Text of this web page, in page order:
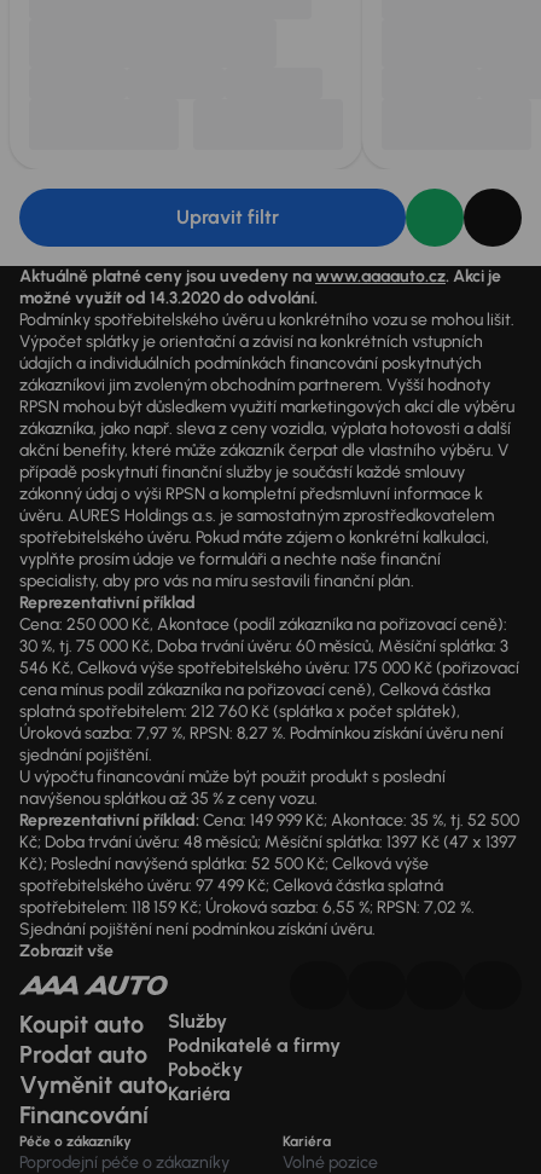
Upravit filtr
Aktuálně platné ceny jsou uvedeny nawww.aaaauto.cz. Akci je
možné využít od 14.3.2020 do odvolání.
Podmínky spotřebitelského úvěru u konkrétního vozu se mohou lišit.
Výpočet splátky je orientační a závisí na konkrétních vstupních
údajích a individuálních podmínkách financování poskytnutých
zákazníkovi jim zvoleným obchodním partnerem. Vyšší hodnoty
RPSN mohou být důsledkem využití marketingových akcí dle výběru
zákazníka, jako např. sleva z ceny vozidla, výplata hotovosti a další
akční benefity, které může zákazník čerpat dle vlastního výběru. V
případě poskytnutí finanční služby je součástí každé smlouvy
zákonný údaj o výši RPSN a kompletní předsmluvní informace k
úvěru. AURES Holdings a.s. je samostatným zprostředkovatelem
spotřebitelského úvěru. Pokud máte zájem o konkrétní kalkulaci,
vyplňte prosím údaje ve formuláři a nechte naše finanční
specialisty, aby pro vás na míru sestavili finanční plán.
Reprezentativní příklad
Cena: 250 000 Kč, Akontace (podíl zákazníka na pořizovací ceně):
30 %, tj. 75 000 Kč, Doba trvání úvěru: 60 měsíců, Měsíční splátka: 3
546 Kč, Celková výše spotřebitelského úvěru: 175 000 Kč (pořizovací
cena mínus podíl zákazníka na pořizovací ceně), Celková částka
splatná spotřebitelem: 212 760 Kč (splátka x počet splátek),
Úroková sazba: 7,97 %, RPSN: 8,27 %. Podmínkou získání úvěru není
sjednání pojištění.
U výpočtu financování může být použit produkt s poslední
navýšenou splátkou až 35 % z ceny vozu.
Reprezentativní příklad:Cena: 149 999 Kč; Akontace: 35 %, tj. 52 500
Kč; Doba trvání úvěru: 48 měsíců; Měsíční splátka: 1397 Kč (47 x 1397
Kč); Poslední navýšená splátka: 52 500 Kč; Celková výše
spotřebitelského úvěru: 97 499 Kč; Celková částka splatná
spotřebitelem: 118 159 Kč; Úroková sazba: 6,55 %; RPSN: 7,02 %.
Sjednání pojištění není podmínkou získání úvěru.
Zobrazit vše
Koupit auto
Prodat auto
Vyměnit auto
Financování
Služby
Podnikatelé a firmy
Pobočky
Kariéra
Péče o zákazníky
Poprodejní péče o zákazníky
Kariéra
Volné pozice